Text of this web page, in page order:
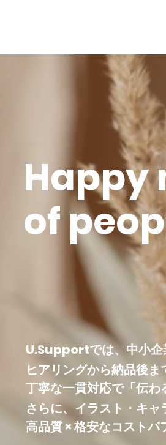
of
＼ 初めてでも
信頼感あるホー
U.Supportでは、中小企
ヒアリングから納品後ま
丁寧な一貫対応で「伝わ
さらに、イラスト・キ
高品質 × 格安なコスト